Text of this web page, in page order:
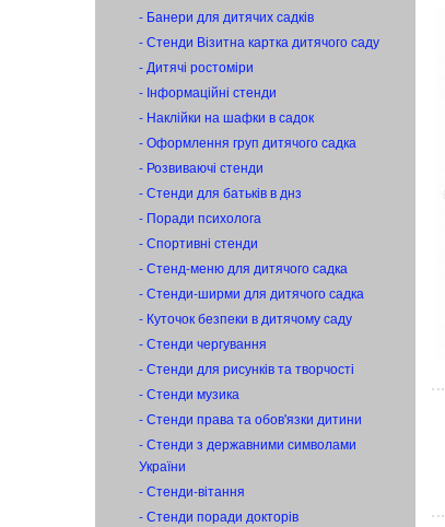
- Банери для дитячих садків
- Стенди Візитна картка дитячого саду
- Дитячі ростоміри
- Інформаційні стенди
- Наклійки на шафки в садок
- Оформлення груп дитячого садка
- Розвиваючі стенди
- Стенди для батьків в днз
- Поради психолога
- Спортивні стенди
- Стенд-меню для дитячого садка
- Стенди-ширми для дитячого садка
- Куточок безпеки в дитячому саду
- Стенди чергування
- Стенди для рисунків та творчості
- Стенди музика
- Стенди права та обов'язки дитини
- Стенди з державними символами
України
- Стенди-вітання
- Стенди поради докторів